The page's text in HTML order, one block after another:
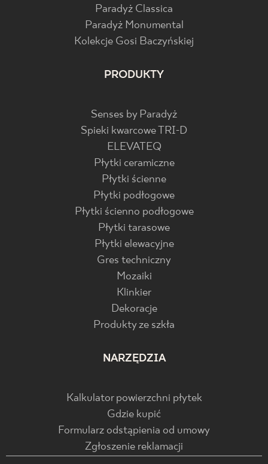
Paradyż Classica
Paradyż Monumental
Kolekcje Gosi Baczyńskiej
PRODUKTY
Senses by Paradyż
Spieki kwarcowe TRI-D
ELEVATEQ
Płytki ceramiczne
Płytki ścienne
Płytki podłogowe
Płytki ścienno podłogowe
Płytki tarasowe
Płytki elewacyjne
Gres techniczny
Mozaiki
Klinkier
Dekoracje
Produkty ze szkła
NARZĘDZIA
Kalkulator powierzchni płytek
Gdzie kupić
Formularz odstąpienia od umowy
Zgłoszenie reklamacji